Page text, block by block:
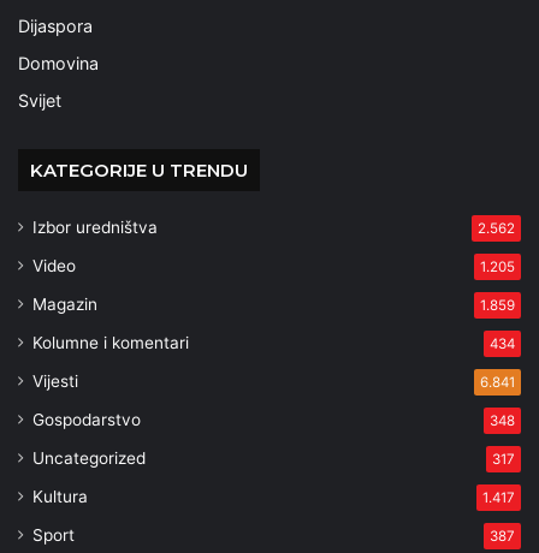
Dijaspora
Domovina
Svijet
KATEGORIJE U TRENDU
Izbor uredništva 2.562
Video 1.205
Magazin 1.859
Kolumne i komentari 434
Vijesti 6.841
Gospodarstvo 348
Uncategorized 317
Kultura 1.417
Sport 387